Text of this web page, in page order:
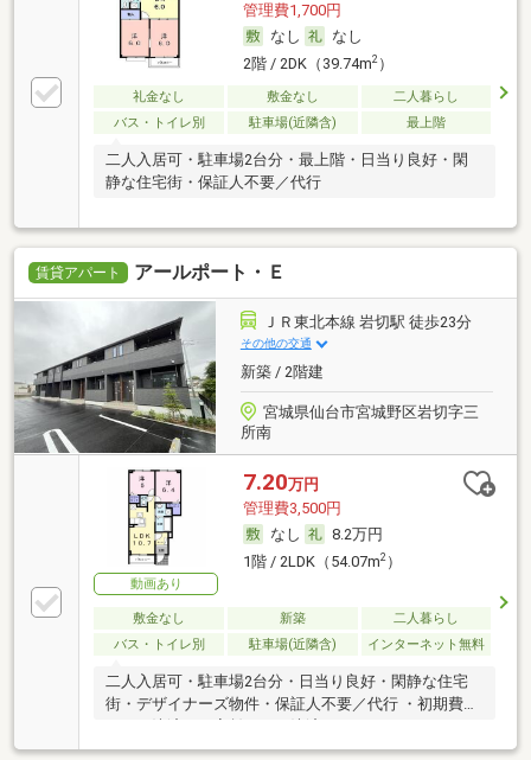
管理費1,700円
なし
なし
2階 / 2DK（39.74m2）
礼金なし 敷金なし
二人暮らし
バス・トイレ別
駐車場(近隣含) 最上階
二人入居可・駐車場2台分・最上階・日当り良好・閑
静な住宅街・保証人不要／代行
賃貸アパート アールポート・Ｅ
ＪＲ東北本線 岩切駅 徒歩23分
その他の交通
新築 / 2階建
宮城県仙台市宮城野区岩切字三
所南
動画あり
7.20万円
管理費3,500円
なし
8.2万円
1階 / 2LDK（54.07m2）
敷金なし 新築
二人暮らし
バス・トイレ別
駐車場(近隣含) インターネット無料
二人入居可・駐車場2台分・日当り良好・閑静な住宅
街・デザイナーズ物件・保証人不要／代行 ・初期費用